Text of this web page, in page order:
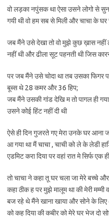
वो लड़का नपुंसक था ऐसा उसने लोगो से
गयी थी वो हम सब से मिली और चाचा के घर
जब मैंने उसे देखा तो वो मुझे कुछ ख़ास नहीं
नहीं थी और ढीला सूट पहनती थी जिस
पर जब मैंने उसे चोदा था तब उसका फिगर
बूब्स थे 28 कमर और 36 हिप;
जब मैंने उसकी गांड देखि म तो पागल ही
उसने कोई हिंट नहीं दी थी
ऐसे ही दिन गुजरते गए मेरा उनके घर आना
आ गया था मैं चाचा , चाची को ले के लेडी
एडमिट करा दिया पर वहां रात मे सिर्फ
तो चाचा ने कहा तू घर चला जा मेरे बच्चे
कहा ठीक ह पर मुझे मालूम था की मेरी
बज रहे थे मैंने खाना खाया और सोने के लिए
को कह दिया की कबीर को मेरे घर भेज दो